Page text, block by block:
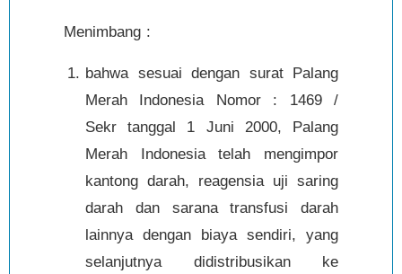
Menimbang :
bahwa sesuai dengan surat Palang
Merah Indonesia Nomor : 1469 /
Sekr tanggal 1 Juni 2000, Palang
Merah Indonesia telah mengimpor
kantong darah, reagensia uji saring
darah dan sarana transfusi darah
lainnya dengan biaya sendiri, yang
selanjutnya didistribusikan ke